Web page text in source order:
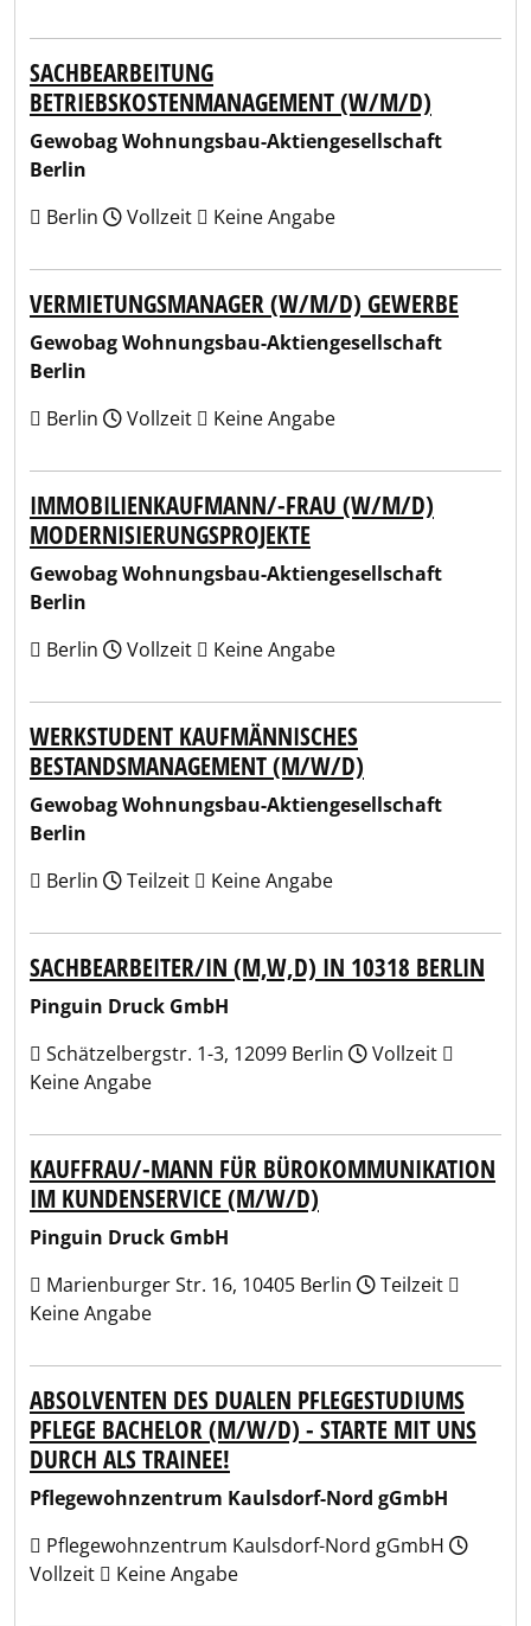
SACHBEARBEITUNG
BETRIEBSKOSTENMANAGEMENT (W/M/D)
Gewobag Wohnungsbau-Aktiengesellschaft
Berlin
Berlin
Vollzeit Keine Angabe
VERMIETUNGSMANAGER (W/M/D) GEWERBE
Gewobag Wohnungsbau-Aktiengesellschaft
Berlin
Berlin
Vollzeit Keine Angabe
IMMOBILIENKAUFMANN/-FRAU (W/M/D)
MODERNISIERUNGSPROJEKTE
Gewobag Wohnungsbau-Aktiengesellschaft
Berlin
Berlin
Vollzeit Keine Angabe
WERKSTUDENT KAUFMÄNNISCHES
BESTANDSMANAGEMENT (M/W/D)
Gewobag Wohnungsbau-Aktiengesellschaft
Berlin
Berlin
Teilzeit Keine Angabe
SACHBEARBEITER/IN (M,W,D) IN 10318 BERLIN
Pinguin Druck GmbH
Schätzelbergstr. 1-3, 12099 Berlin
Vollzeit
Keine Angabe
KAUFFRAU/-MANN FÜR BÜROKOMMUNIKATION
IM KUNDENSERVICE (M/W/D)
Pinguin Druck GmbH
Marienburger Str. 16, 10405 Berlin
Teilzeit
Keine Angabe
ABSOLVENTEN DES DUALEN PFLEGESTUDIUMS
PFLEGE BACHELOR (M/W/D) - STARTE MIT UNS
DURCH ALS TRAINEE!
Pflegewohnzentrum Kaulsdorf-Nord gGmbH
Pflegewohnzentrum Kaulsdorf-Nord gGmbH
Vollzeit
Keine Angabe